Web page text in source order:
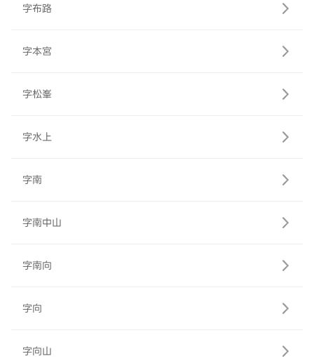
字布路
字本宮
字松峯
字水上
字南
字南中山
字南向
字向
字向山